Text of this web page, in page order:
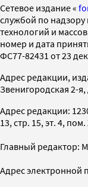
Cетевое издание «
службой по
технологий и
номер и дата
ФС77-82431 от 23
Адрес редакции,
Звенигородская 2-я,
Адрес редакции:
13, стр. 15, эт. 4, пом.
Главный редактор:
Адрес электронной